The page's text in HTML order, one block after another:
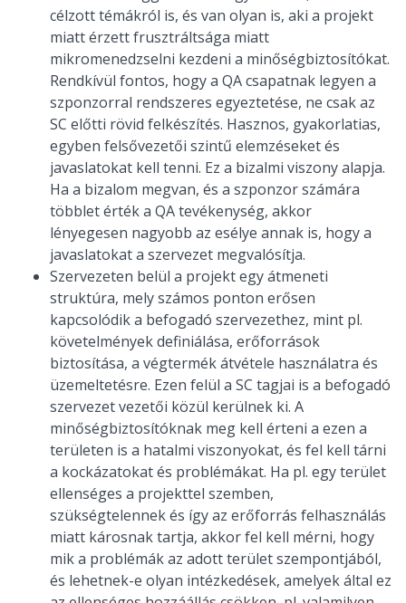
célzott témákról is, és van olyan is, aki a projekt
miatt érzett frusztráltsága miatt
mikromenedzselni kezdeni a minőségbiztosítókat.
Rendkívül fontos, hogy a QA csapatnak legyen a
szponzorral rendszeres egyeztetése, ne csak az
SC előtti rövid felkészítés. Hasznos, gyakorlatias,
egyben felsővezetői szintű elemzéseket és
javaslatokat kell tenni. Ez a bizalmi viszony alapja.
Ha a bizalom megvan, és a szponzor számára
többlet érték a QA tevékenység, akkor
lényegesen nagyobb az esélye annak is, hogy a
javaslatokat a szervezet megvalósítja.
Szervezeten belül a projekt egy átmeneti
struktúra, mely számos ponton erősen
kapcsolódik a befogadó szervezethez, mint pl.
követelmények definiálása, erőforrások
biztosítása, a végtermék átvétele használatra és
üzemeltetésre. Ezen felül a SC tagjai is a befogadó
szervezet vezetői közül kerülnek ki. A
minőségbiztosítóknak meg kell érteni a ezen a
területen is a hatalmi viszonyokat, és fel kell tárni
a kockázatokat és problémákat. Ha pl. egy terület
ellenséges a projekttel szemben,
szükségtelennek és így az erőforrás felhasználás
miatt károsnak tartja, akkor fel kell mérni, hogy
mik a problémák az adott terület szempontjából,
és lehetnek-e olyan intézkedések, amelyek által ez